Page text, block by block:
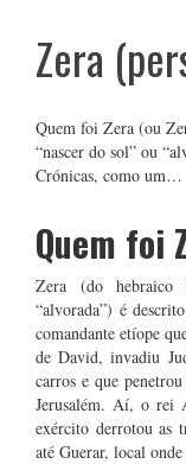
Zera
Quem foi Zera (ou
“nascer do sol” ou
Crónicas, como um…
Quem foi
Zera (do hebraico
“alvorada”) é
comandante etíope
de David, invadiu
carros e que
Jerusalém. Aí, o rei
exército derrotou as
até Guerar, local